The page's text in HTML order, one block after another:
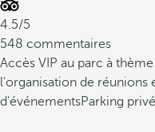
4.5/5
548 commentaires
Accès VIP au parc à
l'organisation de réunions
d'événementsParking privé